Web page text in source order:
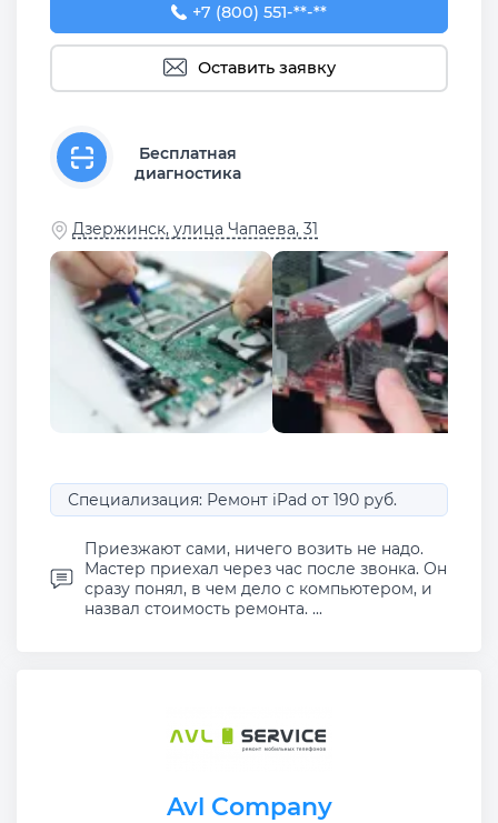
+7 (800) 551-74-09
+7 (800) 551-**-**
Оставить заявку
Бесплатная
диагностика
Дзержинск, улица Чапаева, 31
Специализация: Ремонт iPad от 190 руб.
Приезжают сами, ничего возить не надо.
Мастер приехал через час после звонка. Он
сразу понял, в чем дело с компьютером, и
назвал стоимость ремонта. ...
Avl Company